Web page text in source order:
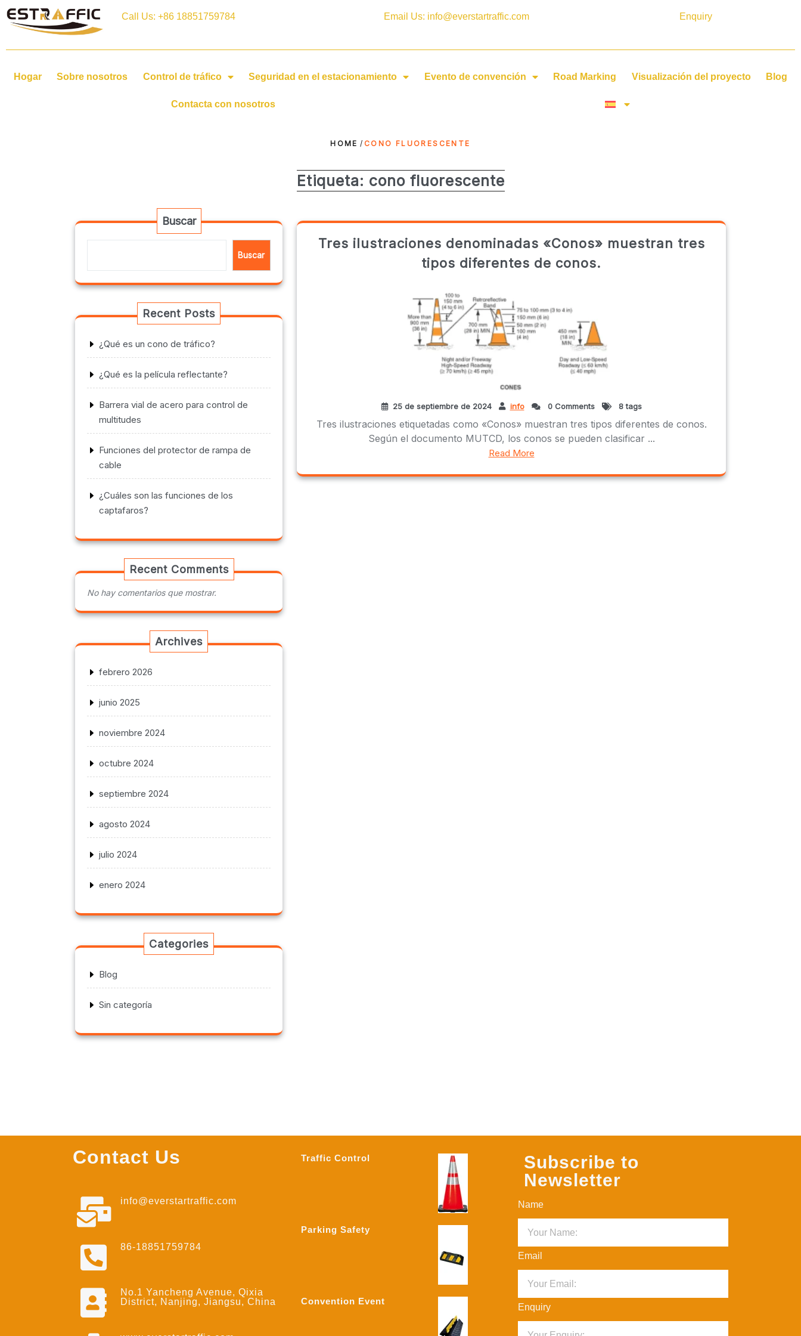
Call Us: +86 18851759784 Email Us: info@everstartraffic.com Enquiry
Hogar Sobre nosotros Control de tráfico Seguridad en el estacionamiento Evento de convención Road Marking Visualización del proyecto Blog
Contacta con nosotros
HOME / CONO FLUORESCENTE
Etiqueta: cono fluorescente
Buscar
Buscar
Recent Posts
¿Qué es un cono de tráfico?
¿Qué es la película reflectante?
Barrera vial de acero para control de
multitudes
Funciones del protector de rampa de
cable
¿Cuáles son las funciones de los
captafaros?
Recent Comments
No hay comentarios que mostrar.
Archives
febrero 2026
junio 2025
noviembre 2024
octubre 2024
septiembre 2024
agosto 2024
julio 2024
enero 2024
Categories
Blog
Sin categoría
Tres ilustraciones denominadas «Conos» muestran tres
tipos diferentes de conos.
25 de septiembre de 2024 info 0 Comments 8 tags
Tres ilustraciones etiquetadas como «Conos» muestran tres tipos diferentes de conos.
Según el documento MUTCD, los conos se pueden clasificar ...
Read More
Contact Us
info@everstartraffic.com
86-18851759784
No.1 Yancheng Avenue, Qixia
District, Nanjing, Jiangsu, China
Traffic Control
Parking Safety
Convention Event
Subscribe to
Newsletter
Name
Email
Enquiry